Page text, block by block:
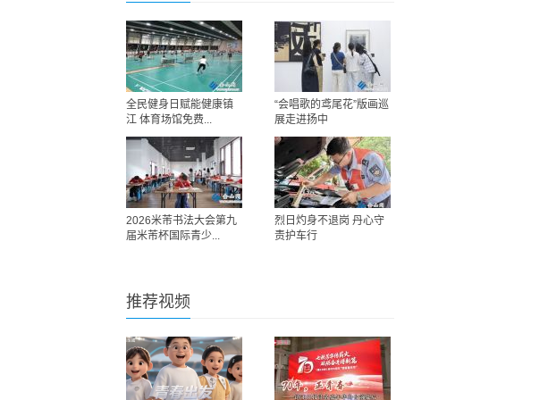
全民健身日赋能健康镇
江 体育场馆免费...
“会唱歌的鸢尾花”版画巡
展走进扬中
2026米芾书法大会第九
届米芾杯国际青少...
烈日灼身不退岗 丹心守
责护车行
推荐视频